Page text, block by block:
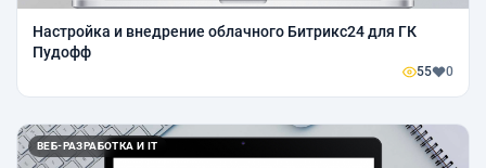
Настройка и внедрение облачного Битрикс24 для ГК
Пудофф
55 0
ВЕБ-РАЗРАБОТКА И IT